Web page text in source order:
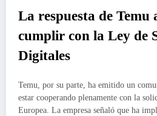
La respuesta de Temu
cumplir con la Ley de
Digitales
Temu, por su parte, ha emitido un
estar cooperando plenamente con la
Europea. La empresa señaló que ha